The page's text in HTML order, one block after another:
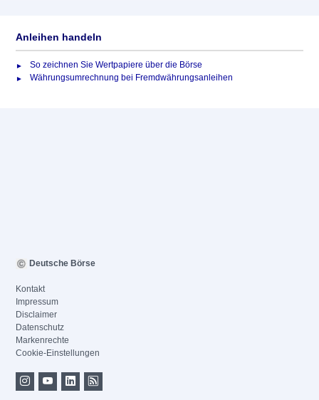
Anleihen handeln
So zeichnen Sie Wertpapiere über die Börse
Währungsumrechnung bei Fremdwährungsanleihen
Deutsche Börse
Kontakt
Impressum
Disclaimer
Datenschutz
Markenrechte
Cookie-Einstellungen